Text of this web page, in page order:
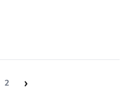
2 ›